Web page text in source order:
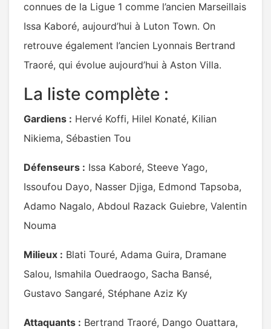
connues de la Ligue 1 comme l’ancien Marseillais
Issa Kaboré, aujourd’hui à Luton Town. On
retrouve également l’ancien Lyonnais Bertrand
Traoré, qui évolue aujourd’hui à Aston Villa.
La liste complète :
Gardiens : Hervé Koffi, Hilel Konaté, Kilian
Nikiema, Sébastien Tou
Défenseurs : Issa Kaboré, Steeve Yago,
Issoufou Dayo, Nasser Djiga, Edmond Tapsoba,
Adamo Nagalo, Abdoul Razack Guiebre, Valentin
Nouma
Milieux : Blati Touré, Adama Guira, Dramane
Salou, Ismahila Ouedraogo, Sacha Bansé,
Gustavo Sangaré, Stéphane Aziz Ky
Attaquants : Bertrand Traoré, Dango Ouattara,